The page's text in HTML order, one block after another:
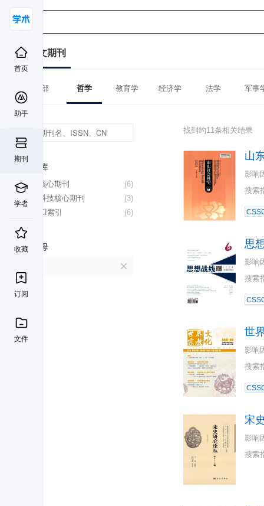
首页
助手
期刊
学者
收藏
订阅
文件
中文期刊
全部 哲学 教育学 经济学 法学 军事
数据库
(6)
北大核心期刊
(3)
中国科技核心期刊
(6)
CSSCI索引
首字母
找到约11条相关结果
山
影响
搜索
思
影响
搜索
世
影响
搜索
宋
影响
搜索